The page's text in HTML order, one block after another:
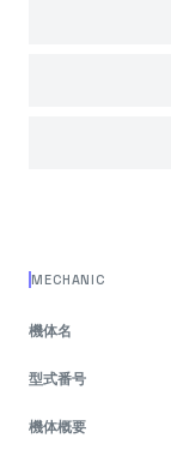
MECHANIC
機体名
型式番号
機体概要